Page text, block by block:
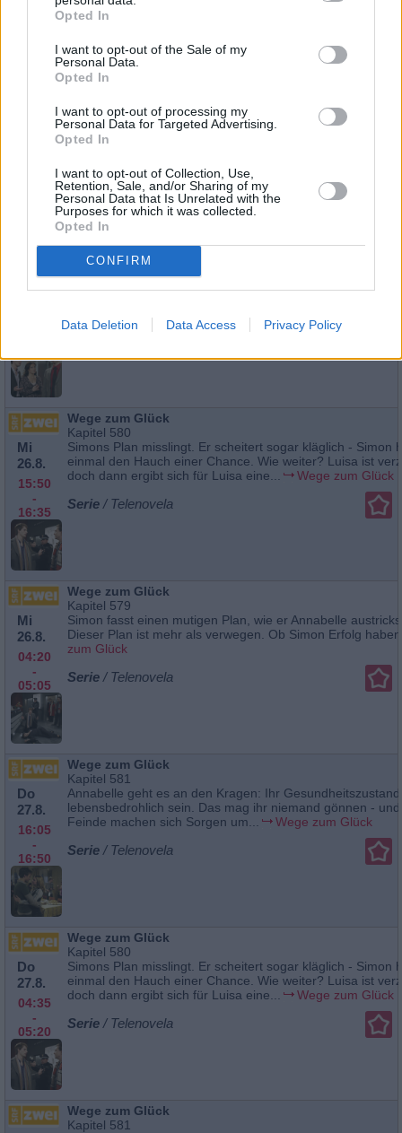
Opted In
I want to opt-out of the Sale of my
Personal Data.
Opted In
I want to opt-out of processing my
Personal Data for Targeted Advertising.
Opted In
I want to opt-out of Collection, Use,
Retention, Sale, and/or Sharing of my
Personal Data that Is Unrelated with the
Purposes for which it was collected.
Opted In
CONFIRM
Data Deletion Data Access Privacy Policy
Tatort
Trotzdem
25-Jährigen. Verurteilt war er für den gewaltsamen Tod
Frau vor drei Jahren. Neben seinen...
Tatort
25.8.
Wege zum Glück
Kapitel 578
Was führt Annabelle im Schilde? Wie wird sie sich
die Angriffe von Hagen und Simon? Richard und Helena
Serie/ Telenovela
Mi
26.8.
15:50
-
16:35
Wege zum Glück
Kapitel 580
Simons Plan misslingt. Er scheitert sogar kläglich - Simon
einmal den Hauch einer Chance. Wie weiter? Luisa ist
doch dann ergibt sich für Luisa eine...
Wege zum Glück
Serie / Telenovela
Mi
26.8.
04:20
-
05:05
Wege zum Glück
Kapitel 579
Simon fasst einen mutigen Plan, wie er Annabelle
Dieser Plan ist mehr als verwegen. Ob Simon Erfolg
zum Glück
Serie / Telenovela
Do
27.8.
16:05
-
16:50
Wege zum Glück
Kapitel 581
Annabelle geht es an den Kragen: Ihr
lebensbedrohlich sein. Das mag ihr niemand gönnen -
Feinde machen sich Sorgen um...
Wege zum Glück
Serie / Telenovela
Do
27.8.
04:35
-
05:20
Wege zum Glück
Kapitel 580
Simons Plan misslingt. Er scheitert sogar kläglich - Simon
einmal den Hauch einer Chance. Wie weiter? Luisa ist
doch dann ergibt sich für Luisa eine...
Wege zum Glück
Serie / Telenovela
Wege zum Glück
Kapitel 581